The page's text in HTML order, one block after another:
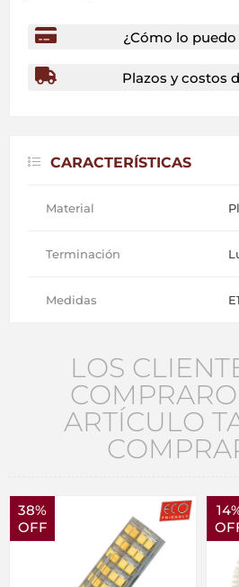
¿Cómo lo
Plazos y costos
CARACTERÍSTICAS
Material
Terminación
Medidas
LOS
ARTÍCULO
38%
OFF